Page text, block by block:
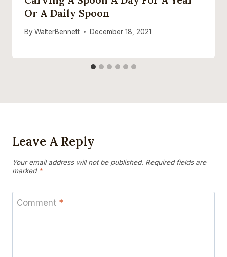
Or A Daily Spoon
By WalterBennett December 18, 2021
Leave A Reply
Your email address will not be published. Required fields are
marked *
Comment *